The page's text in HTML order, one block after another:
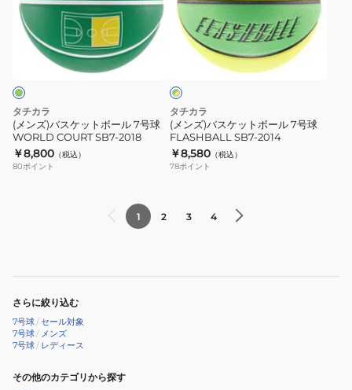
イ
プ
グ
ラ
ウ
ン
ド
ス
ケ
ボ
ー
ル
7
号
タチカラ
(メンズ)バスケットボール 7号球
WORLD COURT SB7-2018
￥8,800 （税込）
80ポイント
ス
ケ
ボ
ー
ル
7
号
SB7-
グ
リ
ー
イ
エ
ロ
ー
タチカラ
(メンズ)バスケットボール 7号球
FLASHBALL SB7-2014
￥8,580 （税込）
78ポイント
1 2 3 4
さらに絞り込む
7号球/セール対象
7号球/ メンズ
7号球/ レディース
その他のカテゴリから探す